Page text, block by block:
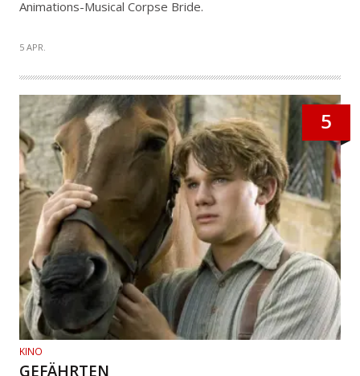
Animations-Musical Corpse Bride.
5 APR.
5
KINO
GEFÄHRTEN